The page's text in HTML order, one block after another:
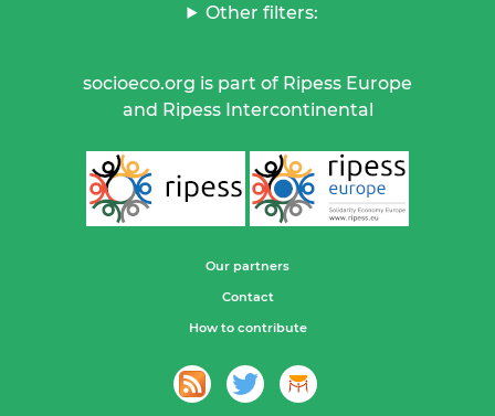
Other filters:
socioeco.org is part of Ripess Europe
and Ripess Intercontinental
Our partners
Contact
How to contribute